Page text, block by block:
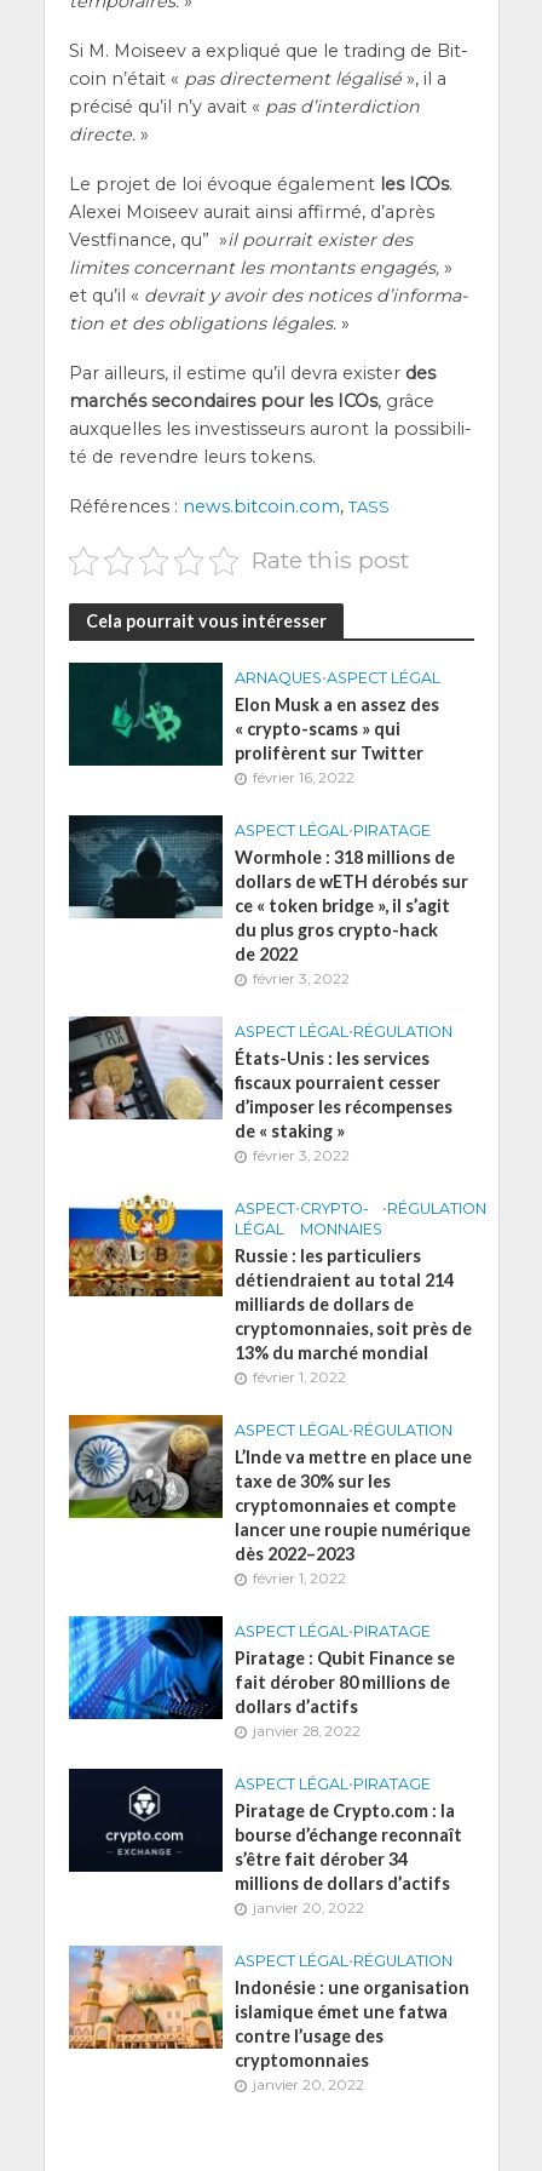
Si M. Moi­seev a expli­qué que le tra­ding de Bit­
coin n’é­tait « pas direc­te­ment léga­li­sé», il a
pré­ci­sé qu’il n’y avait « pas d’in­ter­dic­tion
directe.»
Le pro­jet de loi évoque éga­le­ment les ICOs.
Alexei Moi­seev aurait ain­si affir­mé, d’a­près
Vest­fi­nance, qu” »il pour­rait exis­ter des
limites concer­nant les mon­tants enga­gés,»
et qu’il « devrait y avoir des notices d’in­for­ma­
tion et des obli­ga­tions légales.»
Par ailleurs, il estime qu’il devra exis­ter des
mar­chés secon­daires pour les ICOs, grâce
aux­quelles les inves­tis­seurs auront la pos­si­bi­li­
té de revendre leurs tokens.
Réfé­rences : news.bitcoin.com,TASS
Rate this post
Cela pourrait vous intéresser
ARNAQUES•ASPECT LÉGAL
Elon Musk a en assez des
« crypto-scams » qui
prolifèrent sur Twitter
février 16, 2022
ASPECT LÉGAL•PIRATAGE
Wormhole : 318 millions de
dollars de wETH dérobés sur
ce « token bridge », il s’agit
du plus gros crypto-hack
de 2022
février 3, 2022
ASPECT LÉGAL•RÉGULATION
États-Unis : les services
fiscaux pourraient cesser
d’imposer les récompenses
de « staking »
février 3, 2022
ASPECT
LÉGAL
•CRYPTO-
MONNAIES
•RÉGULATION
Russie : les particuliers
détiendraient au total 214
milliards de dollars de
cryptomonnaies, soit près de
13% du marché mondial
février 1, 2022
ASPECT LÉGAL•RÉGULATION
L’Inde va mettre en place une
taxe de 30% sur les
cryptomonnaies et compte
lancer une roupie numérique
dès 2022–2023
février 1, 2022
ASPECT LÉGAL•PIRATAGE
Piratage : Qubit Finance se
fait dérober 80 millions de
dollars d’actifs
janvier 28, 2022
ASPECT LÉGAL•PIRATAGE
Piratage de Crypto.com : la
bourse d’échange reconnaît
s’être fait dérober 34
millions de dollars d’actifs
janvier 20, 2022
ASPECT LÉGAL•RÉGULATION
Indonésie : une organisation
islamique émet une fatwa
contre l’usage des
cryptomonnaies
janvier 20, 2022